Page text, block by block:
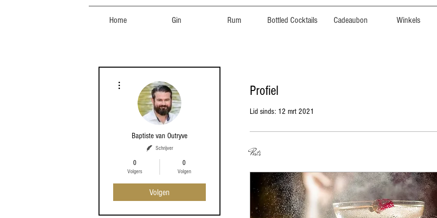
Home Gin Rum Bottled Cocktails Cadeaubon Winkels
Profiel
Lid sinds: 12 mrt 2021
Posts
Baptiste van Outryve
Schrijver
0
Volgers
0
Volgen
Volgen